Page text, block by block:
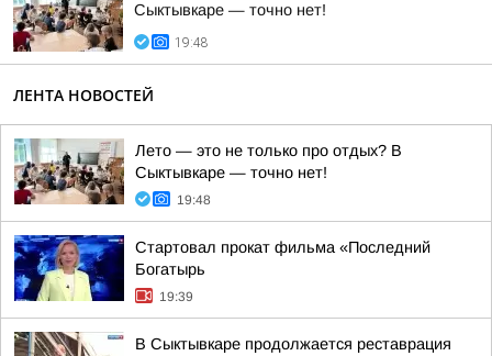
Сыктывкаре — точно нет!
19:48
ЛЕНТА НОВОСТЕЙ
Лето — это не только про отдых? В
Сыктывкаре — точно нет!
19:48
Стартовал прокат фильма «Последний
Богатырь
19:39
В Сыктывкаре продолжается реставрация